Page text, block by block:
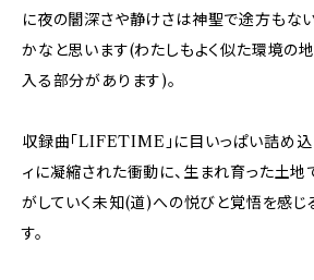
に夜の闇深さや静けさは神聖で途方もな
かなと思います(わたしもよく似た環境の
入る部分があります)。
収録曲「LIFETIME」に目いっぱい詰め込
ィに凝縮された衝動に、生まれ育った土
がしていく未知(道)への悦びと覚悟を感じ
す。